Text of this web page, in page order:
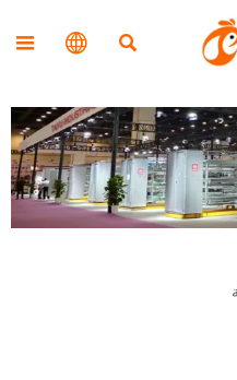


